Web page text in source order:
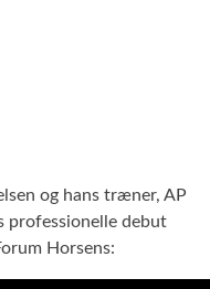
og hans træner, AP
professionelle debut
Horsens: